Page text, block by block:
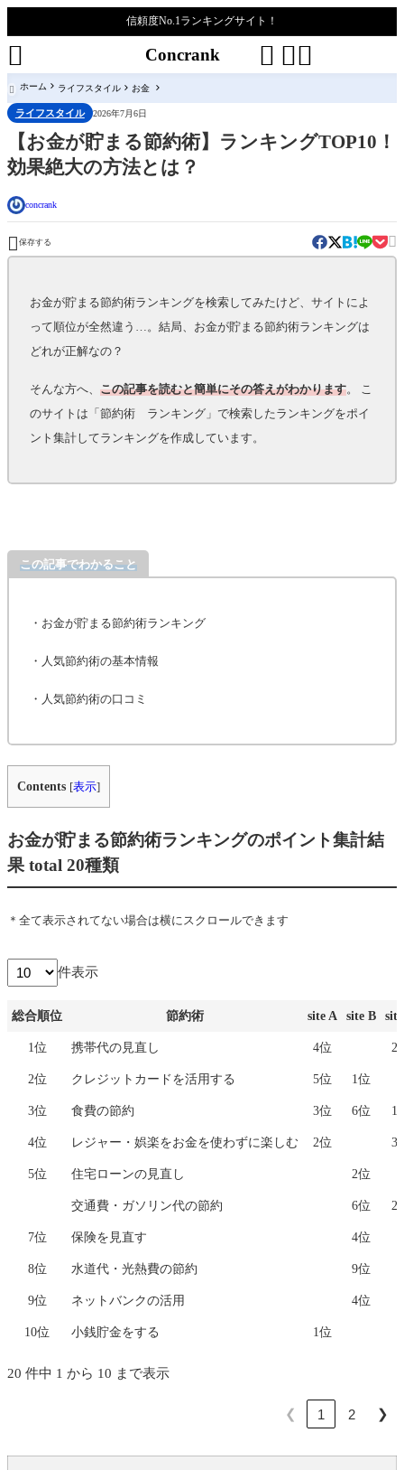
信頼度No.1ランキングサイト！
Concrank  

 ホーム ライフスタイル お金
ライフスタイル 2026年7月6日
【お金が貯まる節約術】ランキングTOP10！
効果絶大の方法とは？
concrank
 保存する 
お金が貯まる節約術ランキングを検索してみたけど、サイトによ
って順位が全然違う…。結局、お金が貯まる節約術ランキングは
どれが正解なの？
そんな方へ、 この記事を読むと簡単にその答えがわかります。 こ
のサイトは「節約術 ランキング」で検索したランキングをポイ
ント集計してランキングを作成しています。
この記事でわかること
・お金が貯まる節約術ランキング
・人気節約術の基本情報
・人気節約術の口コミ
Contents [表示]
お金が貯まる節約術ランキングのポイント集計結
果 total 20種類
＊全て表示されてない場合は横にスクロールできます
件表示
総合順位 節約術 site A site B
総合順位
site A
1位 携帯代の見直し 4位 2
2位 クレジットカードを活用する 5位 1位
3位 食費の節約 3位 6位 1
4位 レジャー・娯楽をお金を使わずに楽しむ 2位 3
5位 住宅ローンの見直し 2位
交通費・ガソリン代の節約 6位 2
7位 保険を見直す 4位
8位 水道代・光熱費の節約 9位
9位 ネットバンクの活用 4位
10位 小銭貯金をする 1位
20 件中 1 から 10 まで表示
❮ 1 2 ❯